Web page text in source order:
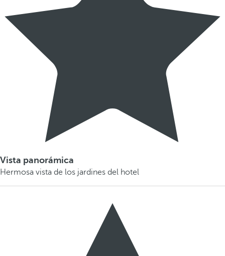
Vista panorámica
Hermosa vista de los jardines del hotel